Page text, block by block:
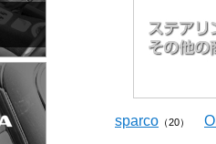
sparco （20）